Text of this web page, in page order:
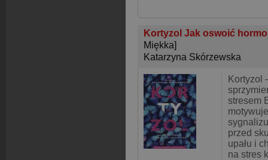
Kortyzol Jak oswoić
Miękka]
Katarzyna Skórzewska
Kortyzol
stresem
przed
upału i
na stres